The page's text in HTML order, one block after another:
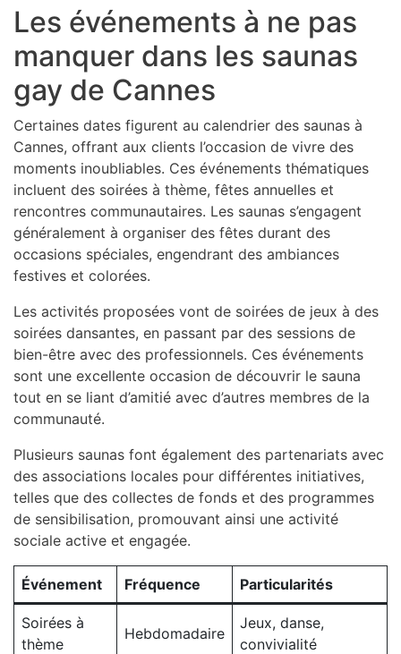
Les événements à ne pas
manquer dans les saunas
gay de Cannes
Certaines dates figurent au calendrier des saunas à
Cannes, offrant aux clients l’occasion de vivre des
moments inoubliables. Ces événements thématiques
incluent des soirées à thème, fêtes annuelles et
rencontres communautaires. Les saunas s’engagent
généralement à organiser des fêtes durant des
occasions spéciales, engendrant des ambiances
festives et colorées.
Les activités proposées vont de soirées de jeux à des
soirées dansantes, en passant par des sessions de
bien-être avec des professionnels. Ces événements
sont une excellente occasion de découvrir le sauna
tout en se liant d’amitié avec d’autres membres de la
communauté.
Plusieurs saunas font également des partenariats avec
des associations locales pour différentes initiatives,
telles que des collectes de fonds et des programmes
de sensibilisation, promouvant ainsi une activité
sociale active et engagée.
Événement Fréquence Particularités
Soirées à
thème
Hebdomadaire
Jeux, danse,
convivialité